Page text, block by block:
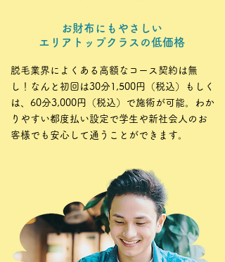
お財布にもやさしい
エリアトップクラスの低価格
脱毛業界によくある高額なコース契約は無
し！なんと初回は30分1,500円（税込）もしく
は、60分3,000円（税込）で施術が可能。わか
りやすい都度払い設定で学生や新社会人のお
客様でも安心して通うことができます。